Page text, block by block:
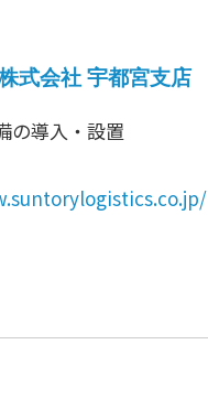
式会社 宇都宮支店
の導入・設置